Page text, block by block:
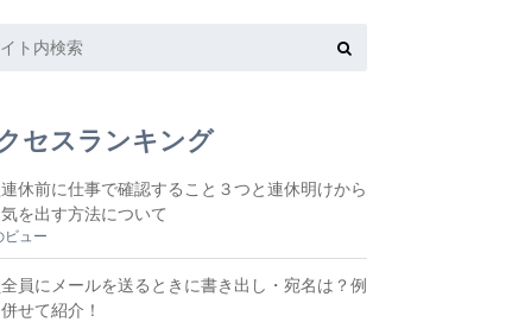
セスランキング
休前に仕事で確認すること３つと連休明けから
を出す方法について
ビュー
員にメールを送るときに書き出し・宛名は？例
せて紹介！